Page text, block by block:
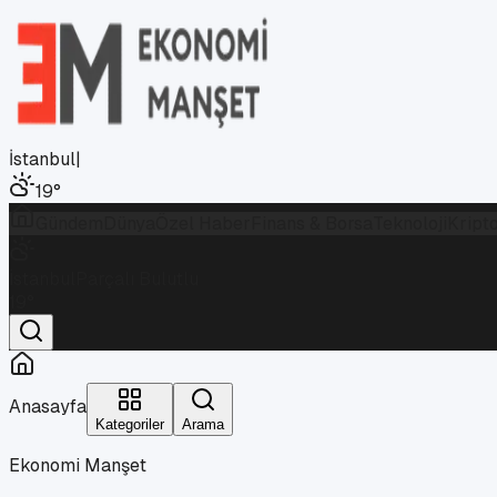
İstanbul|
19°
Anasayfa
Kategoriler Arama
Ekonomi Manşet